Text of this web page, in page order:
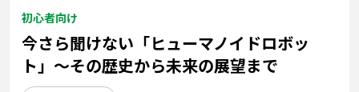
初心者向け
今さら聞けない「ヒューマノイドロボッ
ト」～その歴史から未来の展望まで